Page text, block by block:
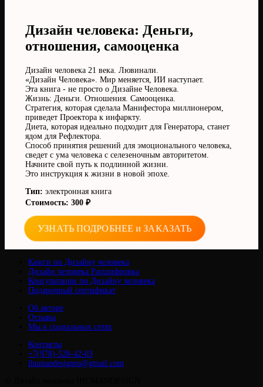
Дизайн человека: Деньги,
отношения, самооценка
Дизайн человека 21 века. Лювинали.
«Дизайн Человека». Мир меняется, ИИ наступает.
Эта книга - не просто о Дизайне Человека.
Жизнь: Деньги. Отношения. Самооценка.
Стратегия, которая сделала Манифестора миллионером,
приведет Проектора к инфаркту.
Диета, которая идеально подходит для Генератора, станет
ядом для Рефлектора.
Способ принятия решений для эмоционального человека,
сведет с ума человека с селезеночным авторитетом.
Начните свой путь к подлинной жизни.
Это инструкция к жизни в новой эпохе.
Тип: электронная книга
Стоимость: 300 ₽
УЗНАТЬ ПОДРОБНЕЕ и ЗАКАЗАТЬ
Книги по Дизайну человека
Дизайн человека Расшифровка
Консультации по Дизайну человека
Подарочный сертификат
Об авторе
Отзывы
Мы в социальных сетях
Контакты
+7(978)-528-42-03
ihumandesignru@gmail.com